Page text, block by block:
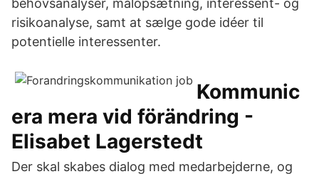
behovsanalyser, målopsætning, interessent- og
risikoanalyse, samt at sælge gode idéer til
potentielle interessenter.
Kommunic
era mera vid förändring -
Elisabet Lagerstedt
Der skal skabes dialog med medarbejderne, og